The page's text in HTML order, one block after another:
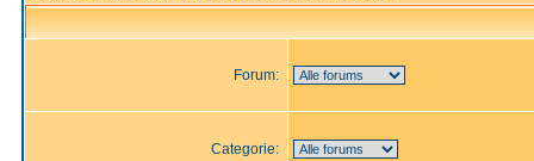
Forum:
Categorie: